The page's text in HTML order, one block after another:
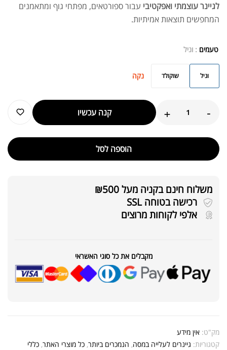
לגיינר עוצמתי ואפקטיבי עבור ספורטאים, מפתחי גוף ומתאמנים
המחפשים תוצאות אמיתיות.
טעמים : וניל
וניל שוקולד נקה
-
+ קנה עכשיו
הוספה לסל
משלוח חינם בקניה מעל ₪500
רכישה בטוחה SSL
אלפי לקוחות מרוצים
מקבלים את כל סוגי האשראי
מק"ט: אין מידע
קטגוריות: גיינרים לעלייה במסה, הנמכרים ביותר, כל מוצרי האתר, כללי